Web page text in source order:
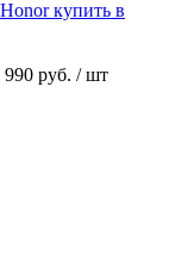
990 руб. / шт